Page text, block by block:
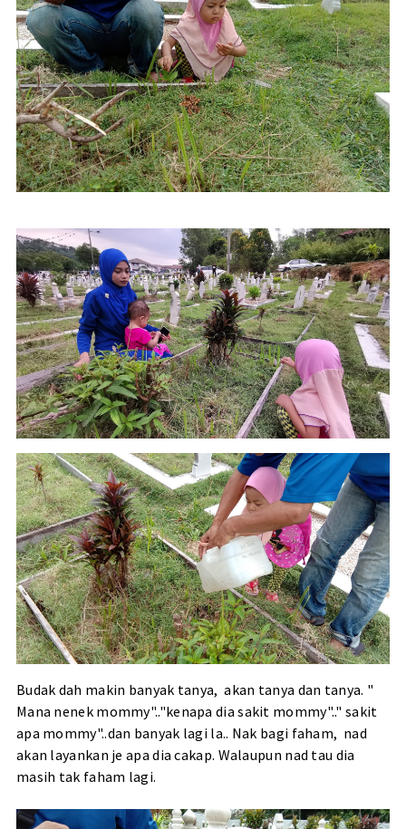
Budak dah makin banyak tanya, akan tanya dan tanya. "
Mana nenek mommy".."kenapa dia sakit mommy".." sakit
apa mommy"..dan banyak lagi la.. Nak bagi faham, nad
akan layankan je apa dia cakap. Walaupun nad tau dia
masih tak faham lagi.